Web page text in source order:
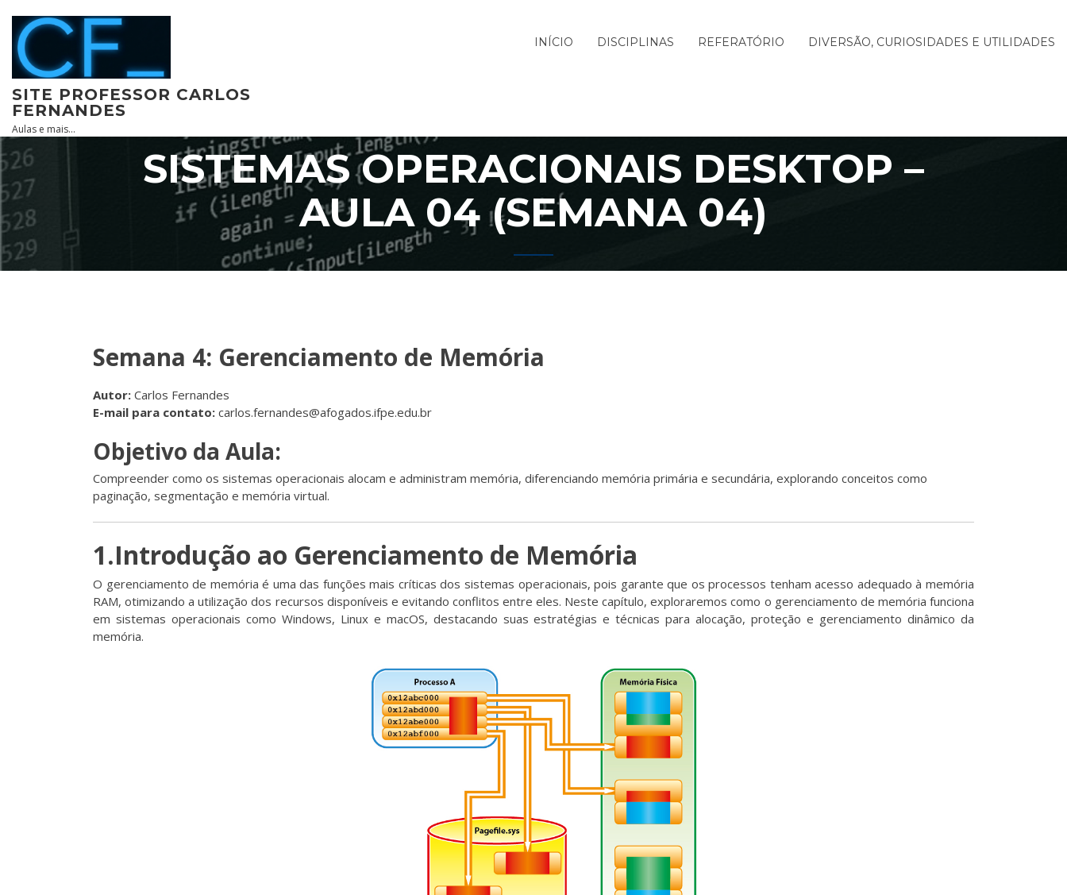
content
SITE PROFESSOR CARLOS
FERNANDES
Aulas e mais…
INÍCIO DISCIPLINAS REFERATÓRIO DIVERSÃO, CURIOSIDADES E UTILIDADES
SISTEMAS OPERACIONAIS DESKTOP –
AULA 04 (SEMANA 04)
Semana 4: Gerenciamento de Memória
Autor: Carlos Fernandes
E-mail para contato: carlos.fernandes@afogados.ifpe.edu.br
Objetivo da Aula:
Compreender como os sistemas operacionais alocam e administram memória, diferenciando memória primária e secundária, explorando conceitos como
paginação, segmentação e memória virtual.
1.Introdução ao Gerenciamento de Memória
O gerenciamento de memória é uma das funções mais críticas dos sistemas operacionais, pois garante que os processos tenham acesso adequado à memória
RAM, otimizando a utilização dos recursos disponíveis e evitando conflitos entre eles. Neste capítulo, exploraremos como o gerenciamento de memória funciona
em sistemas operacionais como Windows, Linux e macOS, destacando suas estratégias e técnicas para alocação, proteção e gerenciamento dinâmico da
memória.